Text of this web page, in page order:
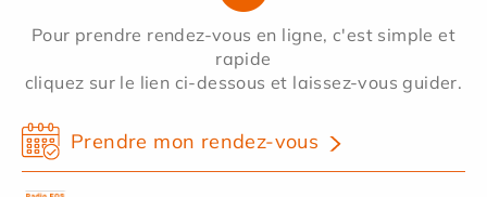
Pour prendre rendez-vous en ligne, c'est simple et
rapide
cliquez sur le lien ci-dessous et laissez-vous guider.
Prendre mon rendez-vous